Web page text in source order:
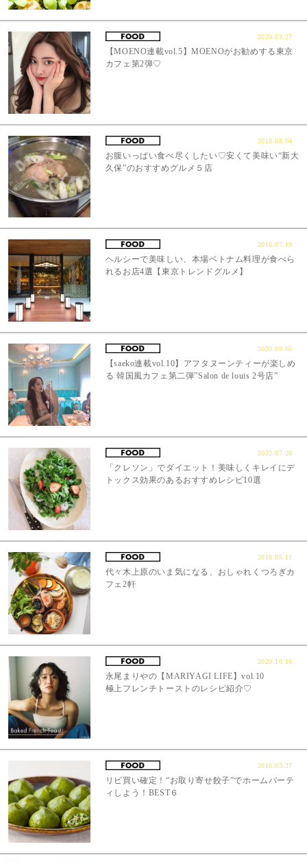
2020.03.27
【MOENO連載vol.5】MOENOがお勧めする東京
カフェ第2弾♡
2018.08.04
お腹いっぱい食べ尽くしたい♡安くて美味い“新大
久保”のおすすめグルメ５店
2018.07.19
ヘルシーで美味しい、本場ベトナム料理が食べら
れるお店4選【東京トレンドグルメ】
2020.09.05
【saeko連載vol.10】アフタヌーンティーが楽しめ
る 韓国風カフェ第二弾”Salon de louis 2号店”
2022.07.20
「クレソン」でダイエット！美味しくキレイにデ
トックス効果のあるおすすめレシピ10選
2018.05.11
代々木上原のいま気になる、おしゃれくつろぎカ
フェ2軒
2020.10.16
永尾まりやの【MARIYAGI LIFE】vol.10
極上フレンチトーストのレシピ紹介♡
2018.03.27
リピ買い確定！“お取り寄せ餃子”でホームパーテ
ィしよう！BEST６